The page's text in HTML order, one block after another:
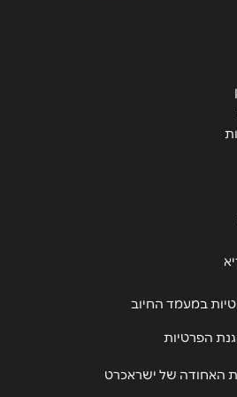
במעמד החיוב
הפרטיות
האחודה של ישראכרט